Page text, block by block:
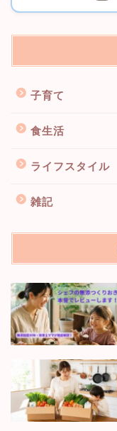
子育て
食生活
ライフスタイル
雑記